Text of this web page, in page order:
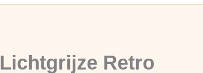
Lichtgrijze Retro
KinderZonnebril
aantal